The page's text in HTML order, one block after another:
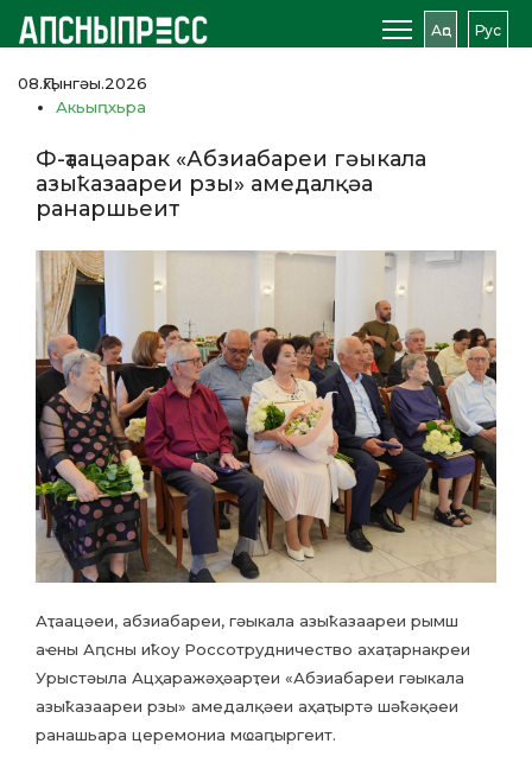
Аԥс Рус
08.Ԥхынгәы.2026
Акьыԥхьра
Ф-ҭаацәарак «Абзиабареи гәыкала
азыҟазаареи рзы» амедалқәа
ранаршьеит
Аҭаацәеи, абзиабареи, гәыкала азыҟазаареи рымш
аҽны Аԥсны иҟоу Россотрудничество ахаҭарнакреи
Урыстәыла Ацҳаражәҳәарҭеи «Абзиабареи гәыкала
азыҟазаареи рзы» амедалқәеи аҳаҭыртә шәҟәқәеи
ранашьара церемониа мҩаԥыргеит.